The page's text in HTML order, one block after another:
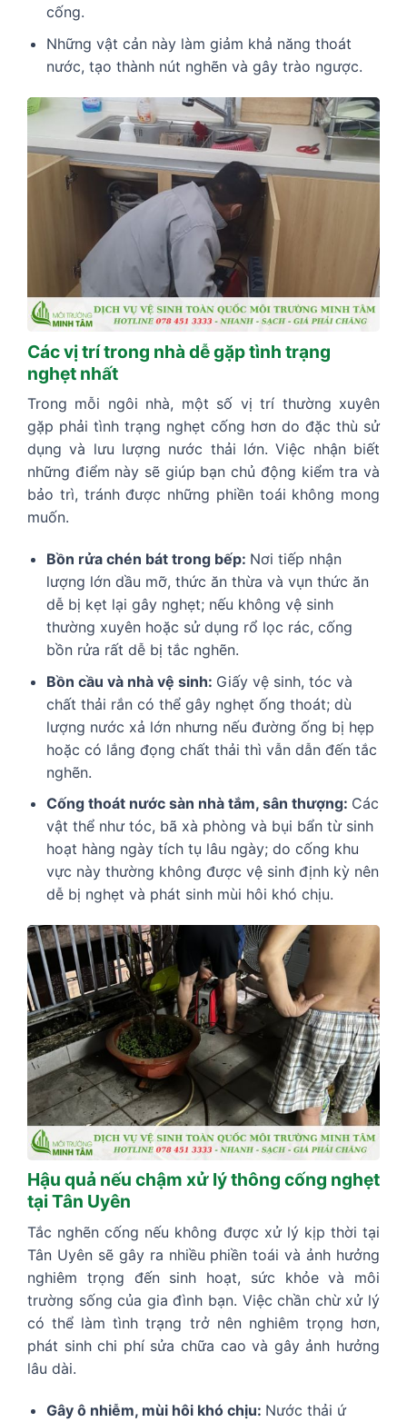
cống.
Những vật cản này làm giảm khả năng thoát
nước, tạo thành nút nghẽn và gây trào ngược.
Các vị trí trong nhà dễ gặp tình trạng
nghẹt nhất
Trong mỗi ngôi nhà, một số vị trí thường xuyên
gặp phải tình trạng nghẹt cống hơn do đặc thù sử
dụng và lưu lượng nước thải lớn. Việc nhận biết
những điểm này sẽ giúp bạn chủ động kiểm tra và
bảo trì, tránh được những phiền toái không mong
muốn.
Bồn rửa chén bát trong bếp: Nơi tiếp nhận
lượng lớn dầu mỡ, thức ăn thừa và vụn thức ăn
dễ bị kẹt lại gây nghẹt; nếu không vệ sinh
thường xuyên hoặc sử dụng rổ lọc rác, cống
bồn rửa rất dễ bị tắc nghẽn.
Bồn cầu và nhà vệ sinh: Giấy vệ sinh, tóc và
chất thải rắn có thể gây nghẹt ống thoát; dù
lượng nước xả lớn nhưng nếu đường ống bị hẹp
hoặc có lắng đọng chất thải thì vẫn dẫn đến tắc
nghẽn.
Cống thoát nước sàn nhà tắm, sân thượng: Các
vật thể như tóc, bã xà phòng và bụi bẩn từ sinh
hoạt hàng ngày tích tụ lâu ngày; do cống khu
vực này thường không được vệ sinh định kỳ nên
dễ bị nghẹt và phát sinh mùi hôi khó chịu.
Hậu quả nếu chậm xử lý thông cống nghẹt
tại Tân Uyên
Tắc nghẽn cống nếu không được xử lý kịp thời tại
Tân Uyên sẽ gây ra nhiều phiền toái và ảnh hưởng
nghiêm trọng đến sinh hoạt, sức khỏe và môi
trường sống của gia đình bạn. Việc chần chừ xử lý
có thể làm tình trạng trở nên nghiêm trọng hơn,
phát sinh chi phí sửa chữa cao và gây ảnh hưởng
lâu dài.
Gây ô nhiễm, mùi hôi khó chịu: Nước thải ứ